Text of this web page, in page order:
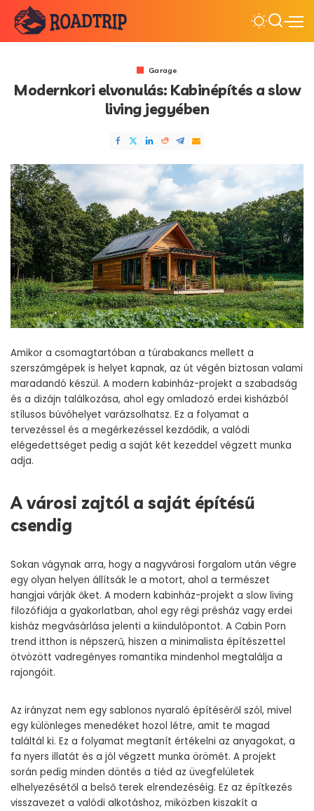
Garage
Modernkori elvonulás: Kabinépítés a slow
living jegyében
Amikor a csomagtartóban a túrabakancs mellett a
szerszámgépek is helyet kapnak, az út végén biztosan valami
maradandó készül. A modern kabinház-projekt a szabadság
és a dizájn találkozása, ahol egy omladozó erdei kisházból
stílusos búvóhelyet varázsolhatsz. Ez a folyamat a
tervezéssel és a megérkezéssel kezdődik, a valódi
elégedettséget pedig a saját két kezeddel végzett munka
adja.
A városi zajtól a saját építésű
csendig
Sokan vágynak arra, hogy a nagyvárosi forgalom után végre
egy olyan helyen állítsák le a motort, ahol a természet
hangjai várják őket. A modern kabinház-projekt a slow living
filozófiája a gyakorlatban, ahol egy régi présház vagy erdei
kisház megvásárlása jelenti a kiindulópontot. A Cabin Porn
trend itthon is népszerű, hiszen a minimalista építészettel
ötvözött vadregényes romantika mindenhol megtalálja a
rajongóit.
Az irányzat nem egy sablonos nyaraló építéséről szól, mivel
egy különleges menedéket hozol létre, amit te magad
találtál ki. Ez a folyamat megtanít értékelni az anyagokat, a
fa nyers illatát és a jól végzett munka örömét. A projekt
során pedig minden döntés a tiéd az üvegfelületek
elhelyezésétől a belső terek elrendezéséig. Ez az építkezés
visszavezet a valódi alkotáshoz, miközben kiszakít a